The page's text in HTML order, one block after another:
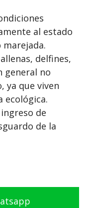
al estado
delfines,
general no
ya que viven
ecológica.
de
de la